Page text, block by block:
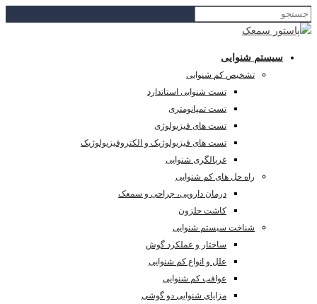
سیستم شنوایی
تشخیص کم شنوایی
تست شنوایی استاندارد
تست تمپانومتری
تست های فیزیولوژی
تست های فیزیولوژیک و الکتروفیزیولوژیک
غربالگری شنوایی
راه حل های کم شنوایی
درمان دارویی، جراحی و سمعک
کاشت حلزون
شناخت سیستم شنوایی
ساختار و عملکرد گوش
علل و انواع کم شنوایی
عواقب کم شنوایی
مزایای شنوایی دو گوشی